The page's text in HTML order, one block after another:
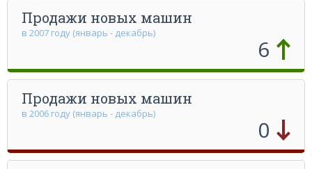
Продажи новых машин
в 2007 году (январь - декабрь)
6
Продажи новых машин
в 2006 году (январь - декабрь)
0